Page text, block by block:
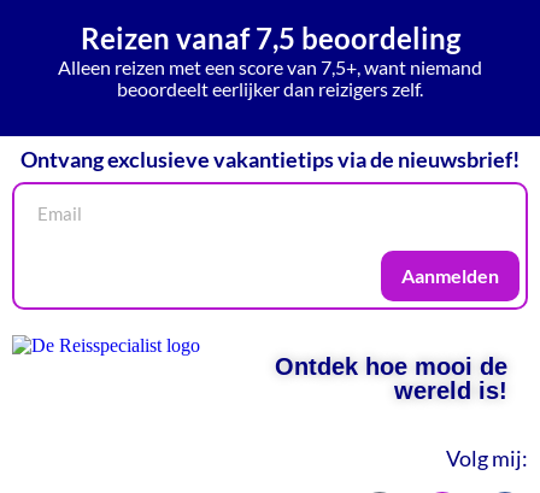
Reizen vanaf 7,5 beoordeling
Alleen reizen met een score van 7,5+, want niemand
beoordeelt eerlijker dan reizigers zelf.
Ontvang exclusieve vakantietips via de nieuwsbrief!
Aanmelden
Ontdek hoe mooi de
wereld is!
Volg mij: